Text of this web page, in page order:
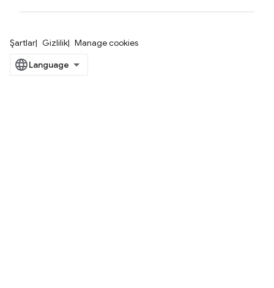
Şartlar Gizlilik Manage cookies